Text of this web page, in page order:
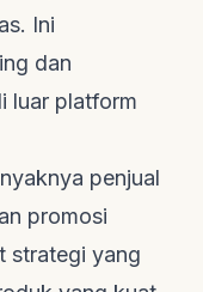
Ini
dan
luar platform
penjual
promosi
strategi yang